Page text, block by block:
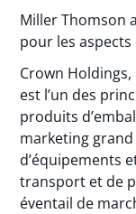
Miller Thomson
pour les
Crown Holdings,
est l’un des
produits
marketing
d’équipements
transport et de
éventail de